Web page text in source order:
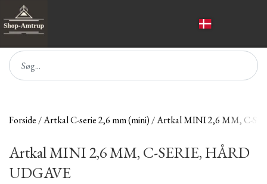
Forside Artkal C-serie 2,6 mm (mini) Artkal MINI 2,6 MM, C-
Artkal MINI 2,6 MM, C-SERIE, HÅRD
UDGAVE